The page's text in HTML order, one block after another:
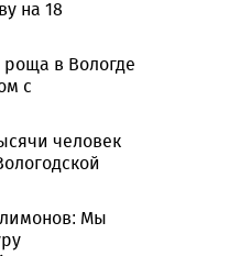
на 18
роща в Вологде
с
человек
Мы